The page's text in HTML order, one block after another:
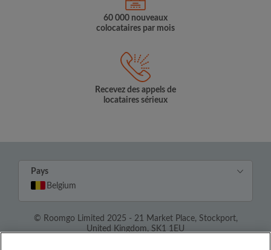
60 000 nouveaux
colocataires par mois
Recevez des appels de
locataires sérieux
Pays
Belgium
© Roomgo Limited 2025 - 21 Market Place, Stockport,
United Kingdom, SK1 1EU